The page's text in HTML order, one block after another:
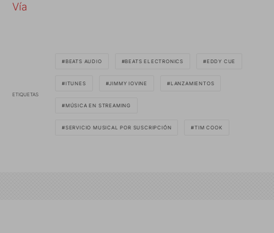
Vía
ETIQUETAS
BEATS AUDIO BEATS ELECTRONICS EDDY CUE
ITUNES JIMMY IOVINE LANZAMIENTOS
MÚSICA EN STREAMING
SERVICIO MUSICAL POR SUSCRIPCIÓN TIM COOK